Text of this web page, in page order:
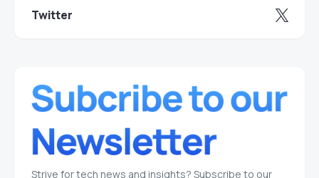
Twitter
Strive for tech news and insights? Subscribe to our